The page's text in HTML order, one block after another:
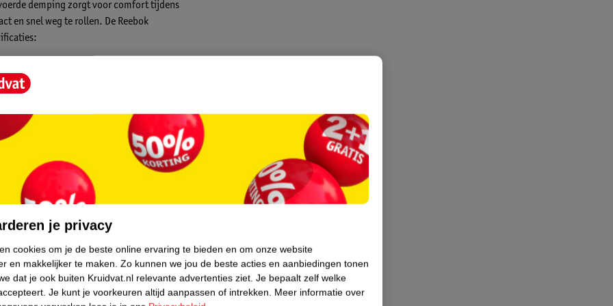
demping zorgt voor comfort tijdens
en snel weg te rollen. De Reebok
je privacy
cookies om je de beste online ervaring te bieden en om onze website
en makkelijker te maken. Zo kunnen we jou de beste acties en aanbiedingen tonen
dat je ook buiten Kruidvat.nl relevante advertenties ziet. Je bepaalt zelf welke
Je kunt je voorkeuren altijd aanpassen of intrekken. Meer informatie over